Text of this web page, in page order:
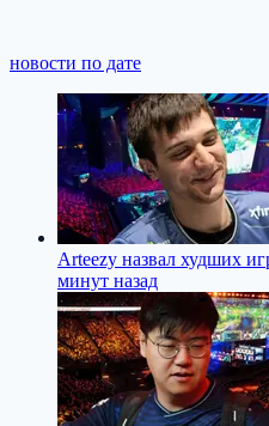
новости по дате
Arteezy назвал худших
минут назад